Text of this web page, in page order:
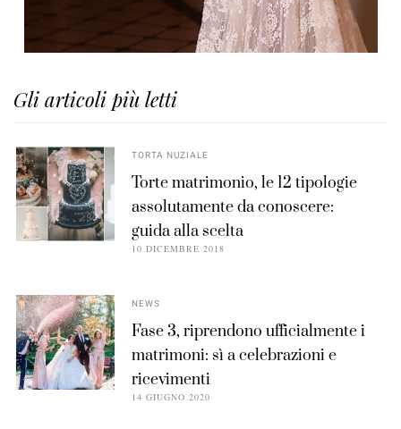
Gli articoli più letti
TORTA NUZIALE
Torte matrimonio, le 12 tipologie
assolutamente da conoscere:
guida alla scelta
10 DICEMBRE 2018
NEWS
Fase 3, riprendono ufficialmente i
matrimoni: sì a celebrazioni e
ricevimenti
14 GIUGNO 2020